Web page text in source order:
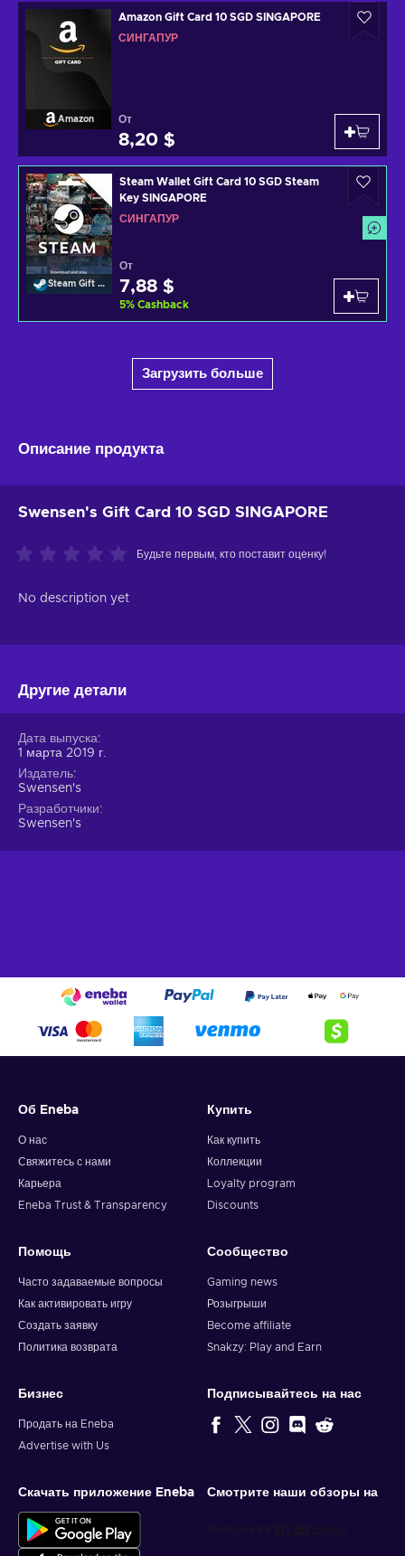
Amazon
Amazon Gift Card 10 SGD SINGAPORE
СИНГАПУР
От
8,20 $
Steam Gift Card
Steam Wallet Gift Card 10 SGD Steam
Key SINGAPORE
СИНГАПУР
От
7,88 $
5% Cashback
Загрузить больше
Описание продукта
Swensen's Gift Card 10 SGD SINGAPORE
Будьте первым, кто поставит оценку!
No description yet
Другие детали
Дата выпуска
1 марта 2019 г.
Издатель
Swensen's
Разработчики
Swensen's
Об Eneba
О нас
Свяжитесь с нами
Карьера
Eneba Trust & Transparency
Купить
Как купить
Коллекции
Loyalty program
Discounts
Помощь
Часто задаваемые вопросы
Как активировать игру
Создать заявку
Политика возврата
Сообщество
Gaming news
Розыгрыши
Become affiliate
Snakzy: Play and Earn
Бизнес
Продать на Eneba
Advertise with Us
Подписывайтесь на нас
Скачать приложение Eneba Смотрите наши обзоры на